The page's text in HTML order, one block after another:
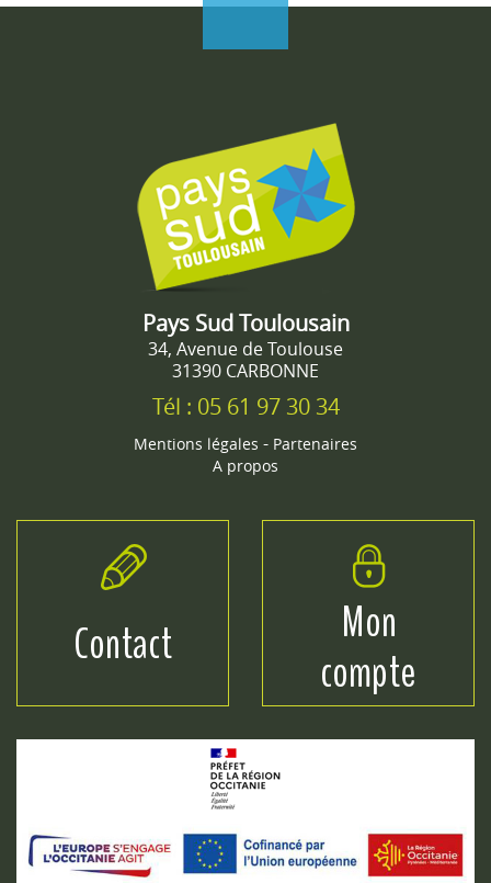
Pays Sud Toulousain
34, Avenue de Toulouse
31390 CARBONNE
Tél : 05 61 97 30 34
Mentions légales - Partenaires
A propos
Contact
Mon
compte